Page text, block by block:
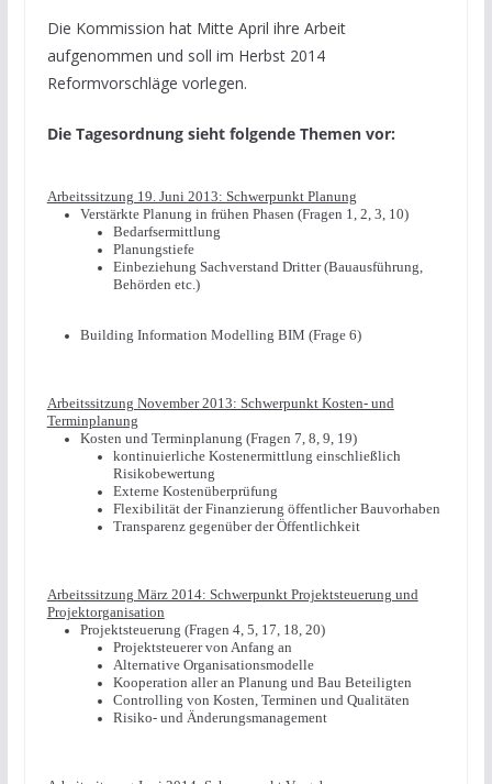
Die Kommission hat Mitte April ihre Arbeit
aufgenommen und soll im Herbst 2014
Reformvorschläge vorlegen.
Die Tagesordnung sieht folgende Themen vor:
Arbeitssitzung 19. Juni 2013: Schwerpunkt Planung
Verstärkte Planung in frühen Phasen (Fragen 1, 2, 3, 10)
Bedarfsermittlung
Planungstiefe
Einbeziehung Sachverstand Dritter (Bauausführung,
Behörden etc.)
Building Information Modelling BIM (Frage 6)
Arbeitssitzung November 2013: Schwerpunkt Kosten- und
Terminplanung
Kosten und Terminplanung (Fragen 7, 8, 9, 19)
kontinuierliche Kostenermittlung einschließlich
Risikobewertung
Externe Kostenüberprüfung
Flexibilität der Finanzierung öffentlicher Bauvorhaben
Transparenz gegenüber der Öffentlichkeit
Arbeitssitzung März 2014: Schwerpunkt Projektsteuerung und
Projektorganisation
Projektsteuerung (Fragen 4, 5, 17, 18, 20)
Projektsteuerer von Anfang an
Alternative Organisationsmodelle
Kooperation aller an Planung und Bau Beteiligten
Controlling von Kosten, Terminen und Qualitäten
Risiko- und Änderungsmanagement